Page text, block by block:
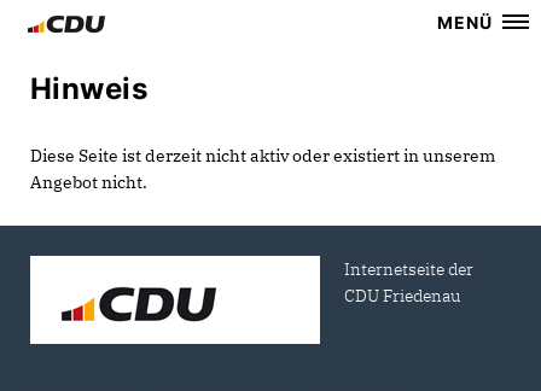
MENÜ
Hinweis
Diese Seite ist derzeit nicht aktiv oder existiert in unserem
Angebot nicht.
Internetseite der
CDU Friedenau